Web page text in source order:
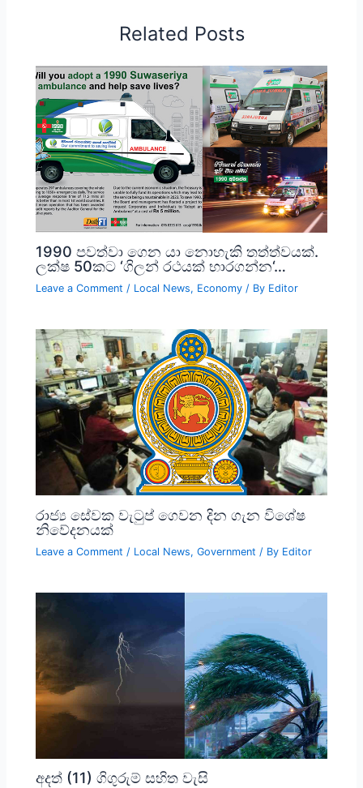
Related Posts
1990 පවත්වා ගෙන යා නොහැකි තත්ත්වයක්.
ලක්ෂ 50කට ‘ගිලන් රථයක් භාරගන්න‘…
Leave a Comment / Local News, Economy / By Editor
රාජ්‍ය සේවක වැටුප් ගෙවන දින ගැන විශේෂ
නිවේදනයක්
Leave a Comment / Local News,Government / By Editor
අදත් (11) ගිගුරුම් සහිත වැසි